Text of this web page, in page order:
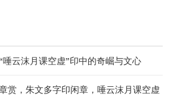
云沫月课空虚”印中的奇崛与文心
赏，朱文多字印闲章，唾云沫月课空虚